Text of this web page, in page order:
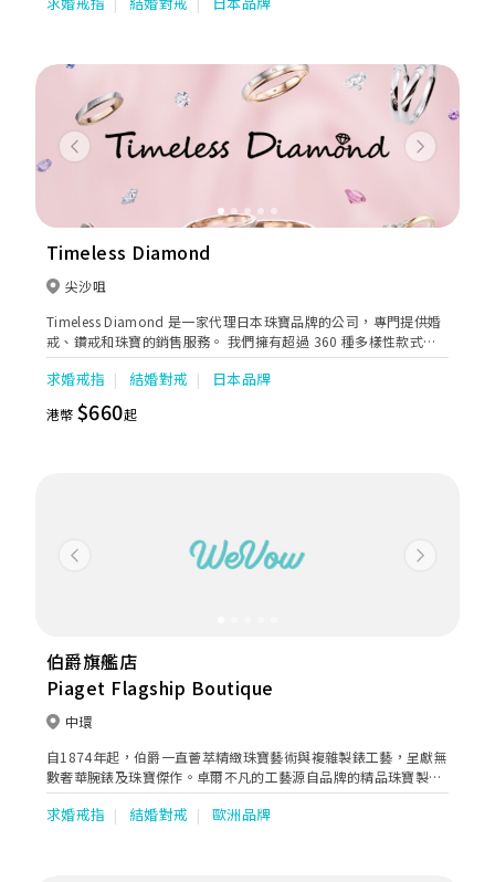
Previous Next
Timeless Diamond
尖沙咀
Timeless Diamond 是一家代理日本珠寶品牌的公司，專門提供婚
戒、鑽戒和珠寶的銷售服務。 我們擁有超過 360 種多樣性款式的
婚戒和求婚戒托，其中包括代理了 13 個日本品牌的產品，公司一
直以來的宗旨都是以合理的價錢為世界各地的客戶提供專業和貼心
的訂製和承接各類首飾設計、加工鑲嵌並承諾永久的保養服務。
求婚戒指 結婚對戒 日本品牌
港幣$660起
Previous Next
伯爵旗艦店
Piaget Flagship Boutique
中環
自1874年起，伯爵一直薈萃精緻珠寶藝術與複雜製錶工藝，呈獻無
數奢華腕錶及珠寶傑作。卓爾不凡的工藝源自品牌的精品珠寶製作
奧秘。伯爵工作坊匯聚近100種工藝，成就點綴鑽石、藍寶石、紅
寶石和祖母綠的璀璨傑作。伯爵高級珠寶彰顯真摯情感，為佩戴者
求婚戒指 結婚對戒 歐洲品牌